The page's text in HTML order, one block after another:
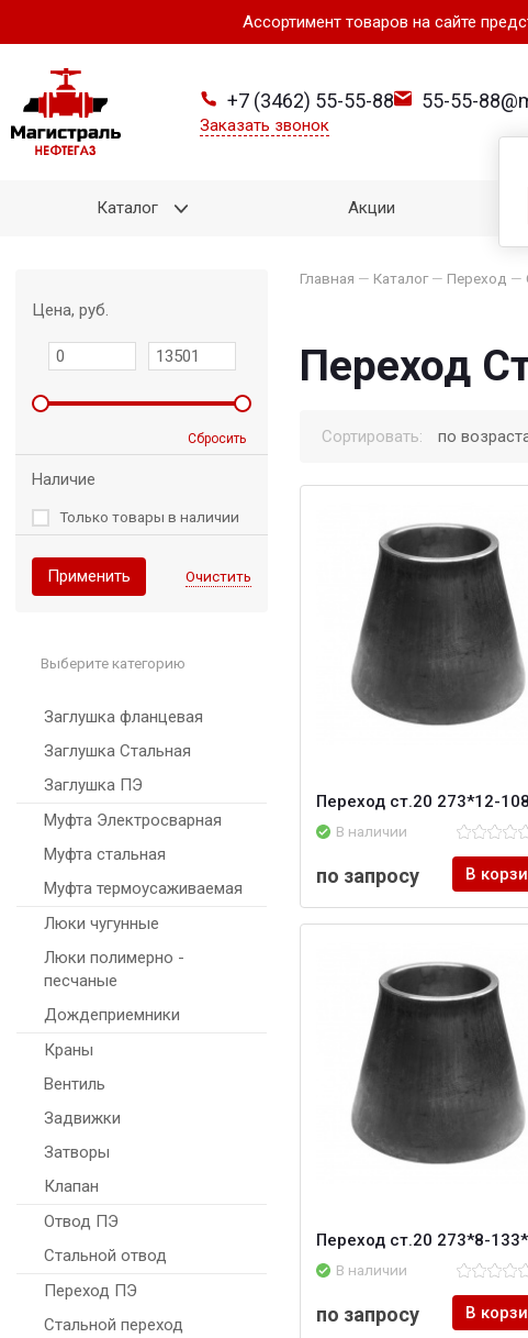
Ассортимент товаров на сайте
+7 (3462) 55-55-88
Заказать звонок
55-55-
Каталог Акции
Выберите категорию
Заглушка фланцевая
Заглушка Стальная
Заглушка ПЭ
Муфта Электросварная
Муфта стальная
Муфта термоусаживаемая
Люки чугунные
Люки полимерно -
песчаные
Дождеприемники
Краны
Вентиль
Задвижки
Затворы
Клапан
Отвод ПЭ
Стальной отвод
Переход ПЭ
Стальной переход
Цена, руб.
Сбросить
Наличие
Только товары в наличии
Применить Очистить
Главная — Каталог — Переход —
Переход
Сортировать: по
Переход ст.20 273*12-
В наличии
по запросу В
Переход ст.20 273*8-
В наличии
по запросу В